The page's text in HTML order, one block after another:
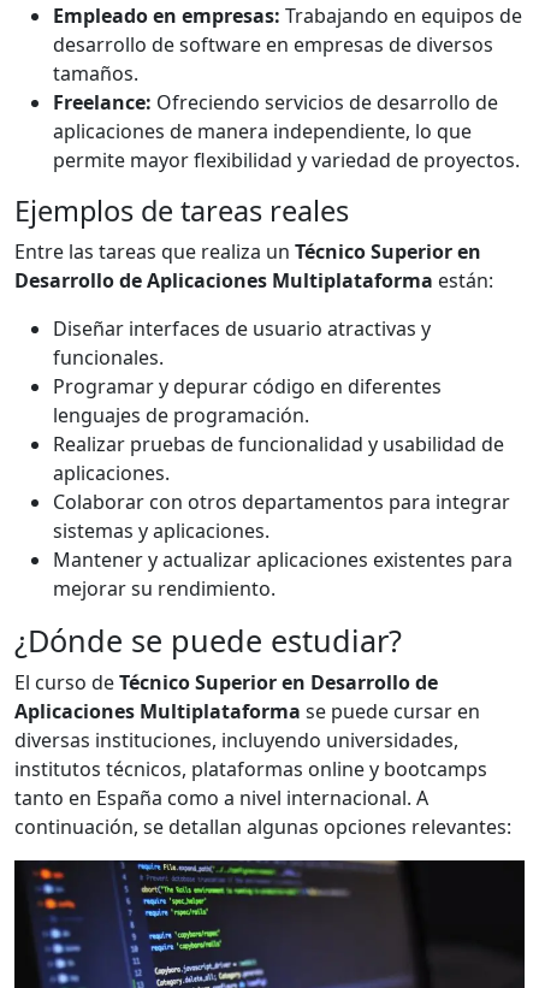
Empleado en empresas: Trabajando en equipos de
desarrollo de software en empresas de diversos
tamaños.
Freelance: Ofreciendo servicios de desarrollo de
aplicaciones de manera independiente, lo que
permite mayor flexibilidad y variedad de proyectos.
Ejemplos de tareas reales
Entre las tareas que realiza un Técnico Superior en
Desarrollo de Aplicaciones Multiplataforma están:
Diseñar interfaces de usuario atractivas y
funcionales.
Programar y depurar código en diferentes
lenguajes de programación.
Realizar pruebas de funcionalidad y usabilidad de
aplicaciones.
Colaborar con otros departamentos para integrar
sistemas y aplicaciones.
Mantener y actualizar aplicaciones existentes para
mejorar su rendimiento.
¿Dónde se puede estudiar?
El curso deTécnico Superior en Desarrollo de
Aplicaciones Multiplataforma se puede cursar en
diversas instituciones, incluyendo universidades,
institutos técnicos, plataformas online y bootcamps
tanto en España como a nivel internacional. A
continuación, se detallan algunas opciones relevantes: